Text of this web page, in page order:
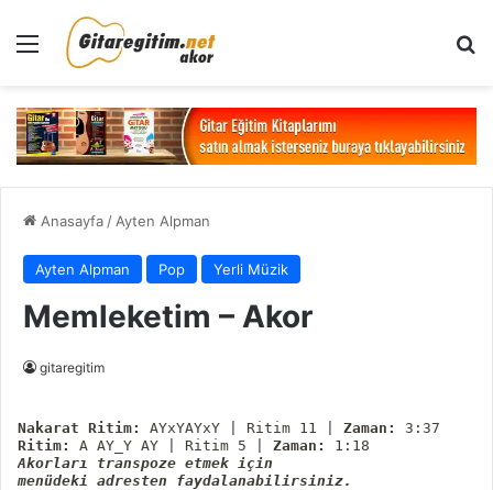
Menü
Anasayfa / Ayten Alpman
Ayten Alpman Pop Yerli Müzik
Memleketim – Akor
gitaregitim
Nakarat Ritim: AYxYAYxY | Ritim 11 | Zaman:
Ritim:
A AY_Y AY | Ritim 5 | Zaman:
Akorları transpoze etmek için
menüdeki adresten faydalanabilirsiniz.